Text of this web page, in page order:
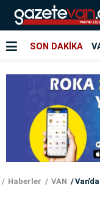
SON DAKİKA
Haberler VAN Van’da